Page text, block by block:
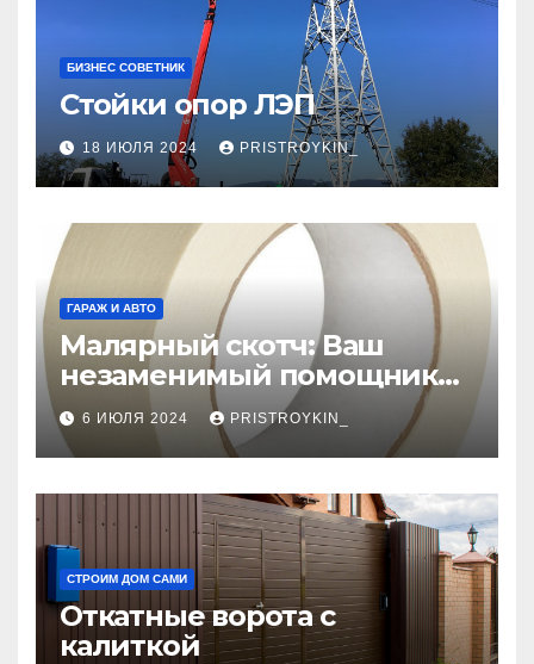
БИЗНЕС СОВЕТНИК
Стойки опор ЛЭП
18 ИЮЛЯ 2024 PRISTROYKIN_
ГАРАЖ И АВТО
Малярный скотч: Ваш
незаменимый помощник
при ремонтных работах
6 ИЮЛЯ 2024 PRISTROYKIN_
СТРОИМ ДОМ САМИ
Откатные ворота с
калиткой